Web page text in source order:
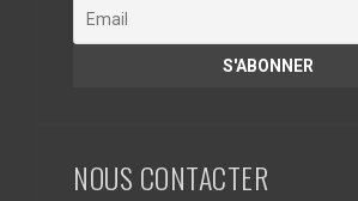
NOUS CONTACTER